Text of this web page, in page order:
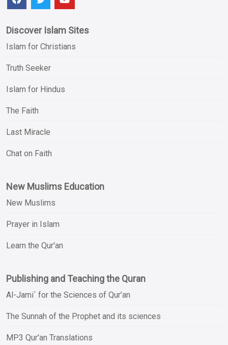
Discover Islam Sites
Islam for Christians
Truth Seeker
Islam for Hindus
The Faith
Last Miracle
Chat on Faith
New Muslims Education
New Muslims
Prayer in Islam
Learn the Qur'an
Publishing and Teaching the Quran
Al-Jami` for the Sciences of Qur’an
The Sunnah of the Prophet and its sciences
MP3 Qur'an Translations